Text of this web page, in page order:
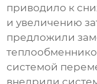
приводило к
и увеличению
предложили
системой